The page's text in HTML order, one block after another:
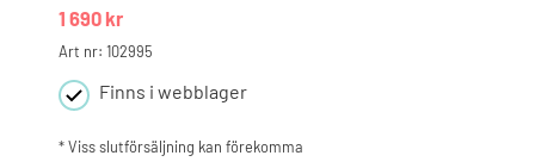
1 690 kr
Art nr: 102995
Finns i webblager
* Viss slutförsäljning kan förekomma